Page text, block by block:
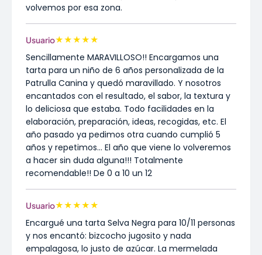
volvemos por esa zona.
Usuario★★★★★
Sencillamente MARAVILLOSO!! Encargamos una
tarta para un niño de 6 años personalizada de la
Patrulla Canina y quedó maravillado. Y nosotros
encantados con el resultado, el sabor, la textura y
lo deliciosa que estaba. Todo facilidades en la
elaboración, preparación, ideas, recogidas, etc. El
año pasado ya pedimos otra cuando cumplió 5
años y repetimos... El año que viene lo volveremos
a hacer sin duda alguna!!! Totalmente
recomendable!! De 0 a 10 un 12
Usuario★★★★★
Encargué una tarta Selva Negra para 10/11 personas
y nos encantó: bizcocho jugosito y nada
empalagosa, lo justo de azúcar. La mermelada